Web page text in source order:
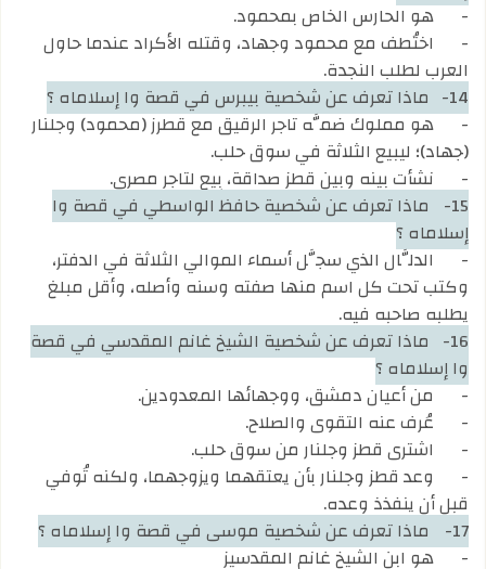
-
هو الحارس الخاص بمحمود.
-
اختُطف مع محمود وجهاد، وقتله الأكراد عندما حاول
العرب لطلب النجدة.
14-
ماذا تعرف عن شخصية بيبرس في قصة وا إسلاماه ؟
-
هو مملوك ضمَّه تاجر الرقيق مع قطرز (محمود) وجلنار
(جهاد)؛ ليبيع الثلاثة في سوق حلب.
-
نشأت بينه وبين قطز صداقة، بِيع لتاجر مصري.
15-
ماذا تعرف عن شخصية حافظ الواسطي في قصة وا
إسلاماه ؟
-
الدلَّال الذي سجَّل أسماء الموالي الثلاثة في الدفتر،
وكتب تحت كل اسم منها صفته وسنه وأصله، وأقل مبلغ
يطلبه صاحبه فيه.
16-
ماذا تعرف عن شخصية الشيخ غانم المقدسي في قصة
وا إسلاماه ؟
-
من أعيان دمشق، ووجهائها المعدودين.
-
عُرف عنه التقوى والصلاح.
-
اشترى قطز وجلنار من سوق حلب.
-
وعد قطز وجلنار بأن يعتقهما ويزوجهما، ولكنه تُوفي
قبل أن ينفذذ وعده.
17-
ماذا تعرف عن شخصية موسى في قصة وا إسلاماه ؟
-
هو ابن الشيخ غانم المقدسيز